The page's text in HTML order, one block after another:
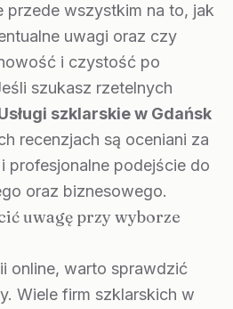
przede wszystkim na to, jak
uwagi oraz czy
i czystość po
szukasz rzetelnych
szklarskie w Gdańsk
recenzjach są oceniani za
profesjonalne podejście do
oraz biznesowego.
uwagę przy wyborze
online, warto sprawdzić
Wiele firm szklarskich w